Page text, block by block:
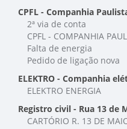
CPFL - Companhia
2ª via de conta
CPFL - COMPANHIA
Falta de energia
Pedido de ligação nova
ELEKTRO - Companhia
ELEKTRO ENERGIA
Registro civil - Rua 13 de
CARTÓRIO R. 13 DE